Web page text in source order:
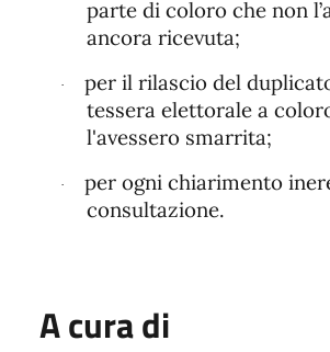
parte di coloro che non
ancora ricevuta;
·
per il rilascio del
tessera elettorale a
l'avessero smarrita;
·
per ogni chiarimento
consultazione.
A cura di